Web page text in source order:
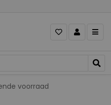
aanbod